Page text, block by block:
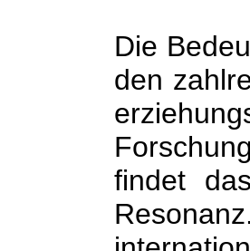
Die
den
findet